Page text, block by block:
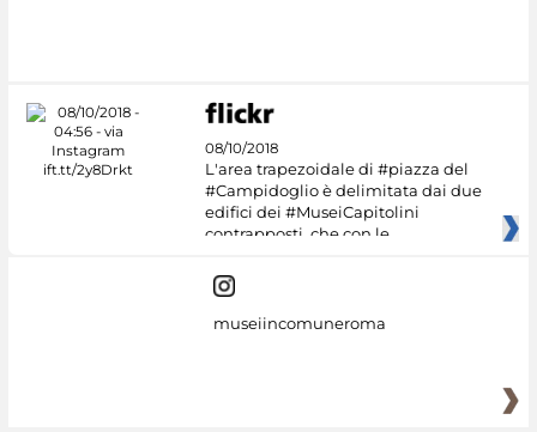
08/10/2018
L'area trapezoidale di #piazza del
#Campidoglio è delimitata dai due
edifici dei #MuseiCapitolini
contrapposti, che con le
museiincomuneroma